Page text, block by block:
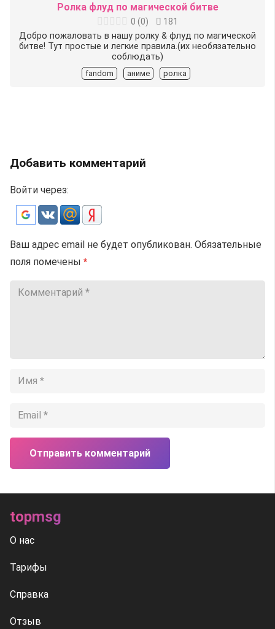
Ролка флуд по магической битве
0 (0)
181
Добро пожаловать в нашу ролку & флуд по магической
битве! Тут простые и легкие правила.(их необязательно
соблюдать)
fandom аниме ролка
Добавить комментарий
Войти через:
Ваш адрес email не будет опубликован. Обязательные
поля помечены *
Отправить комментарий
topmsg
О нас
Тарифы
Справка
Отзыв